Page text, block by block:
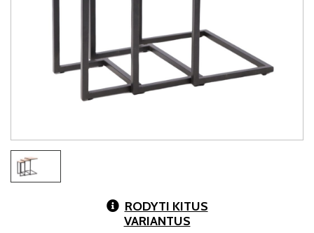
RODYTI KITUS
VARIANTUS